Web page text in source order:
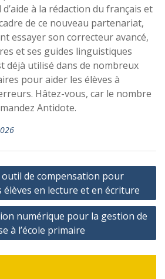
à la rédaction du français et
de ce nouveau partenariat,
essayer son correcteur avancé,
et ses guides linguistiques
déjà utilisé dans de nombreux
pour aider les élèves à
Hâtez-vous, car le nombre
Antidote.
outil de compensation pour
élèves en lecture et en écriture
numérique pour la gestion de
à l’école primaire